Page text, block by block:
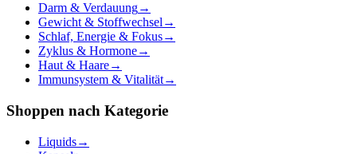
Darm & Verdauung→
Gewicht & Stoffwechsel→
Schlaf, Energie & Fokus→
Zyklus & Hormone→
Haut & Haare→
Immunsystem & Vitalität→
Shoppen nach Kategorie
Liquids→